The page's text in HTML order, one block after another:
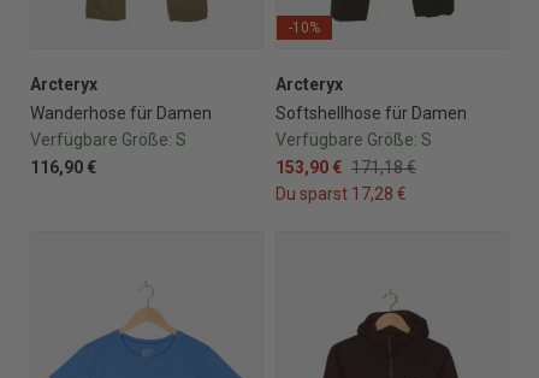
Arcteryx
Wanderhose für Damen
Verfügbare Größe: S
116,90 €
-10%
Arcteryx
Softshellhose für Damen
Verfügbare Größe: S
153,90 € 171,18 €
Du sparst 17,28 €